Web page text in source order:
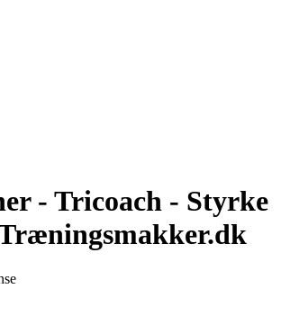
- Tricoach - Styrke